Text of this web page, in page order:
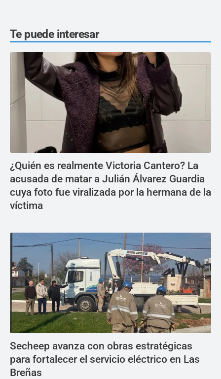
Te puede interesar
¿Quién es realmente Victoria Cantero? La
acusada de matar a Julián Álvarez Guardia
cuya foto fue viralizada por la hermana de la
víctima
Secheep avanza con obras estratégicas
para fortalecer el servicio eléctrico en Las
Breñas